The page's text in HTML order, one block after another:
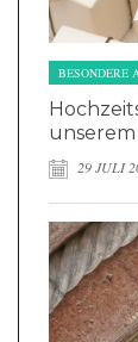
BESONDERE
29 JULI